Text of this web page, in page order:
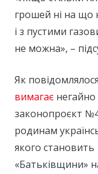
грошей ні на що
і з пустими
не можна», –
Як
вимагає
законопроєкт
родинам
якого
«Батьківщини»